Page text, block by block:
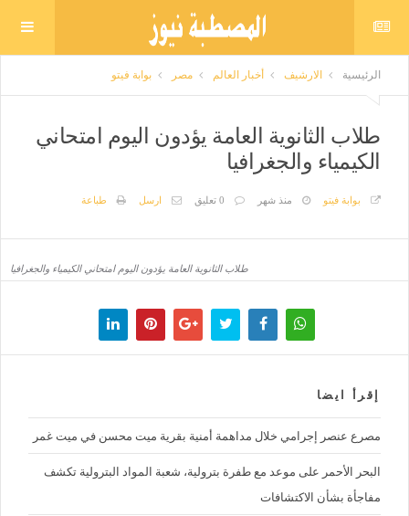
الرئيسية الارشيف أخبار العالم مصر بوابة فيتو
طلاب الثانوية العامة يؤدون اليوم امتحاني
الكيمياء والجغرافيا
بوابة فيتو منذ شهر 0 تعليق ارسل طباعة
طلاب الثانوية العامة يؤدون اليوم امتحاني الكيمياء والجغرافيا
إقرأ ايضا
مصرع عنصر إجرامي خلال مداهمة أمنية بقرية ميت محسن في ميت غمر
البحر الأحمر على موعد مع طفرة بترولية، شعبة المواد البترولية تكشف
مفاجأة بشأن الاكتشافات